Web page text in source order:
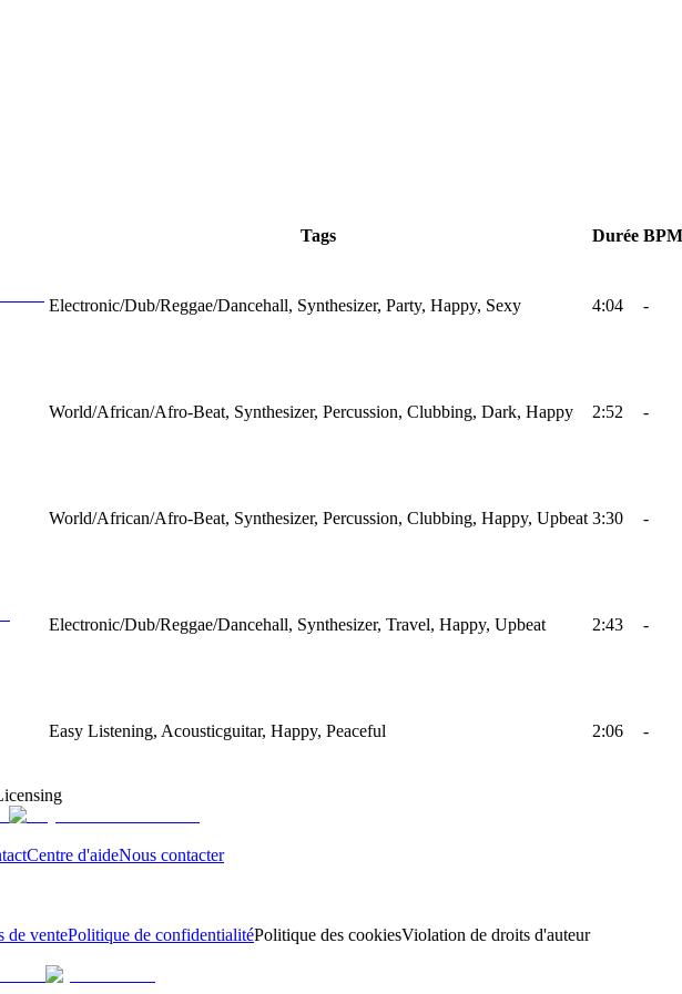
Tags Durée BPM
Electronic/Dub/Reggae/Dancehall, Synthesizer, Party, Happy, Sexy 4:04 -
World/African/Afro-Beat, Synthesizer, Percussion, Clubbing, Dark, Happy 2:52 -
World/African/Afro-Beat, Synthesizer, Percussion, Clubbing, Happy, Upbeat 3:30 -
Electronic/Dub/Reggae/Dancehall, Synthesizer, Travel, Happy, Upbeat 2:43 -
Easy Listening, Acousticguitar, Happy, Peaceful 2:06 -
Centre d'aideNous contacter
de ventePolitique de confidentialitéPolitique des cookiesViolation de droits d'auteur